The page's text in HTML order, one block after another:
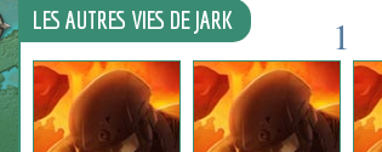
3
1
LES AUTRES VIES DE JARK